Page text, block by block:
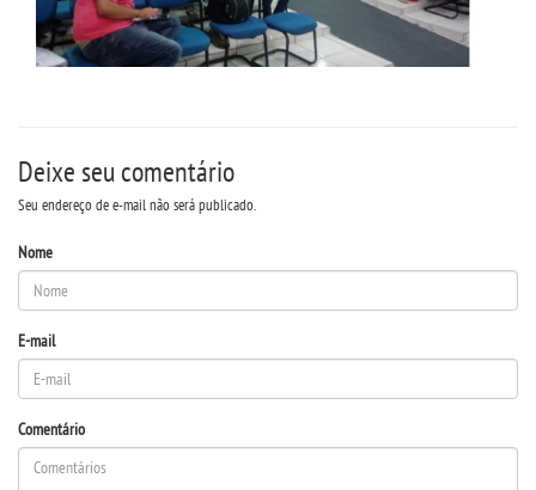
Deixe seu comentário
Seu endereço de e-mail não será publicado.
Nome
E-mail
Comentário